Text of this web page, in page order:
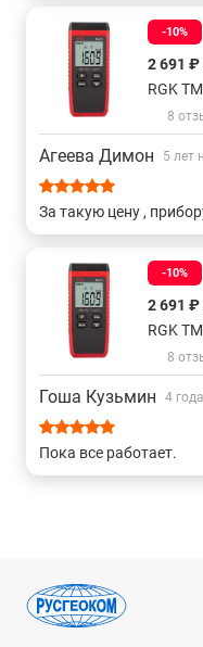
-10%
2 691 ₽
RGK
8
Агеева Димон 5 лет
За такую цену ,
-10%
2 691 ₽
RGK
8
Гоша Кузьмин 4
Пока все работает.